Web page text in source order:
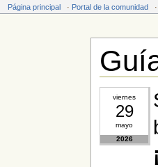
Página principal · Portal de la comunidad ·
viernes
29
mayo
2026